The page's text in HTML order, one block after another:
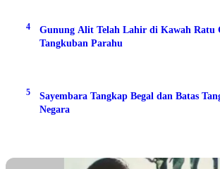
4
Gunung Alit Telah Lahir di Kawah Ratu
Tangkuban Parahu
5
Sayembara Tangkap Begal dan Batas
Negara